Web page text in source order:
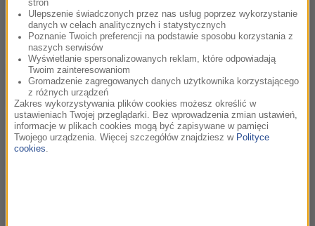
opisywane w „Malowanym ptaku”, które przekonywał, że są
autobiograficzne, nie do końca takie były. Tak czy siak, autor
został scancelowany przez środowisko. Pozostaje pytanie. Co
jest ważniejsze: artystyczna prawda czy literacka prawda?
Jak łatwo jest kogoś skreślić, bo nie pasuje do reguł” –
tłumaczyła Holland w trakcie Festiwalu Filmowego w
Karlowych Warach, na którym aktualnie przebywa.
„Popełnił samobójstwo w 1991 roku, dokładnie wtedy, gdy w
stron
Ulepszenie świadczonych przez nas usług poprzez wykorzystanie
danych w celach analitycznych i statystycznych
Poznanie Twoich preferencji na podstawie sposobu korzystania z
naszych serwisów
Wyświetlanie spersonalizowanych reklam, które odpowiadają
Twoim zainteresowaniom
Gromadzenie zagregowanych danych użytkownika korzystającego
z różnych urządzeń
Zakres wykorzystywania plików cookies możesz określić w
ustawieniach Twojej przeglądarki. Bez wprowadzenia zmian ustawień,
informacje w plikach cookies mogą być zapisywane w pamięci
Twojego urządzenia. Więcej szczegółów znajdziesz w Polityce
cookies.